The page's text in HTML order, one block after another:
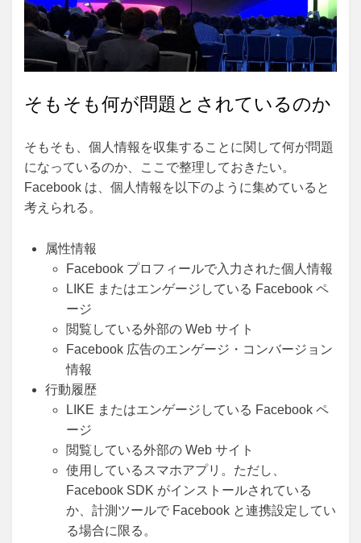
そもそも何が問題とされているのか
そもそも、個人情報を収集することに関して何が問題
になっているのか、ここで整理しておきたい。
Facebook は、個人情報を以下のように集めていると
考えられる。
属性情報
Facebook プロフィールで入力された個人情報
LIKE またはエンゲージしている Facebook ペ
ージ
閲覧している外部の Web サイト
Facebook 広告のエンゲージ・コンバージョン
情報
行動履歴
LIKE またはエンゲージしている Facebook ペ
ージ
閲覧している外部の Web サイト
使用しているスマホアプリ。ただし、
Facebook SDK がインストールされている
か、計測ツールで Facebook と連携設定してい
る場合に限る。